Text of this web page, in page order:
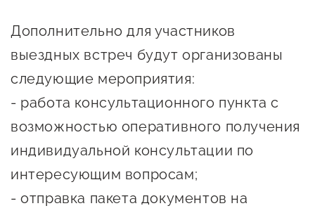
Центры поддержки
Центр информационно-
сопровождения
О центре
Поддержка центра
Центр образовательных
программ и молодежного
предпринимательства
Дополнительно для участников
выездных встреч будут организованы
следующие мероприятия:
- работа консультационного пункта с
возможностью оперативного получения
индивидуальной консультации по
интересующим вопросам;
- отправка пакета документов на